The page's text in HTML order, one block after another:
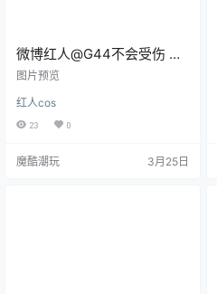
微博红人@G44不会受伤 碧
蓝档案 和纱 [30P/343MB]
图片预览
红人cos
23 0
魔酷潮玩 3月25日